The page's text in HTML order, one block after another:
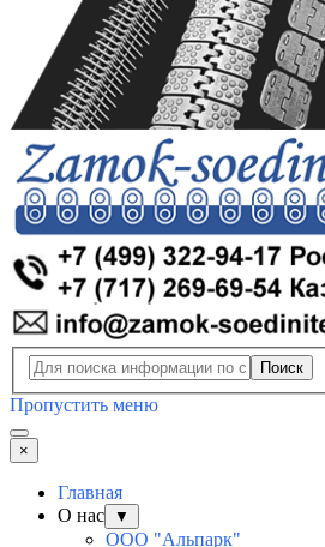
Поиск
Пропустить меню
×
Главная
О нас
▼
ООО "Альпарк"